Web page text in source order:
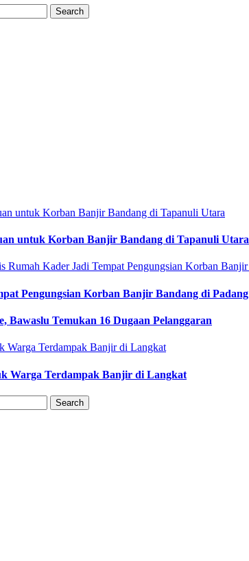
untuk Korban Banjir Bandang di Tapanuli Utara
Pengungsian Korban Banjir Bandang di Padang
Bawaslu Temukan 16 Dugaan Pelanggaran
Warga Terdampak Banjir di Langkat